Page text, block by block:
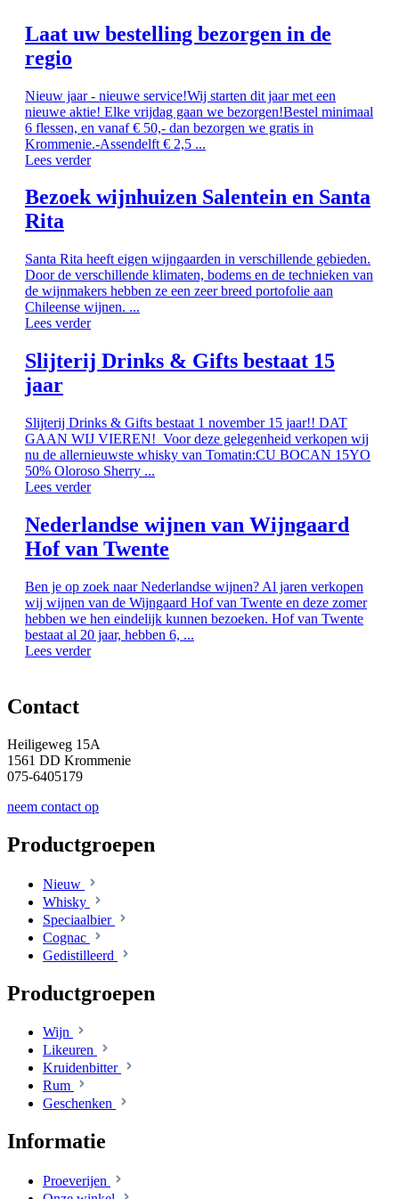
Laat uw bestelling bezorgen in de
regio
Nieuw jaar - nieuwe service!Wij starten dit jaar met een
nieuwe aktie! Elke vrijdag gaan we bezorgen!Bestel minimaal
6 flessen, en vanaf € 50,- dan bezorgen we gratis in
Krommenie.-Assendelft € 2,5 ...
Lees verder
Bezoek wijnhuizen Salentein en Santa
Rita
Santa Rita heeft eigen wijngaarden in verschillende gebieden.
Door de verschillende klimaten, bodems en de technieken van
de wijnmakers hebben ze een zeer breed portofolie aan
Chileense wijnen. ...
Lees verder
Slijterij Drinks & Gifts bestaat 15
jaar
Slijterij Drinks & Gifts bestaat 1 november 15 jaar!! DAT
GAAN WIJ VIEREN! Voor deze gelegenheid verkopen wij
nu de allernieuwste whisky van Tomatin:CU BOCAN 15YO
50% Oloroso Sherry ...
Lees verder
Nederlandse wijnen van Wijngaard
Hof van Twente
Ben je op zoek naar Nederlandse wijnen? Al jaren verkopen
wij wijnen van de Wijngaard Hof van Twente en deze zomer
hebben we hen eindelijk kunnen bezoeken. Hof van Twente
bestaat al 20 jaar, hebben 6, ...
Lees verder
Contact
Heiligeweg 15A
1561 DD Krommenie
075-6405179
neem contact op
Productgroepen
Nieuw
Whisky
Speciaalbier
Cognac
Gedistilleerd
Productgroepen
Wijn
Likeuren
Kruidenbitter
Rum
Geschenken
Informatie
Proeverijen